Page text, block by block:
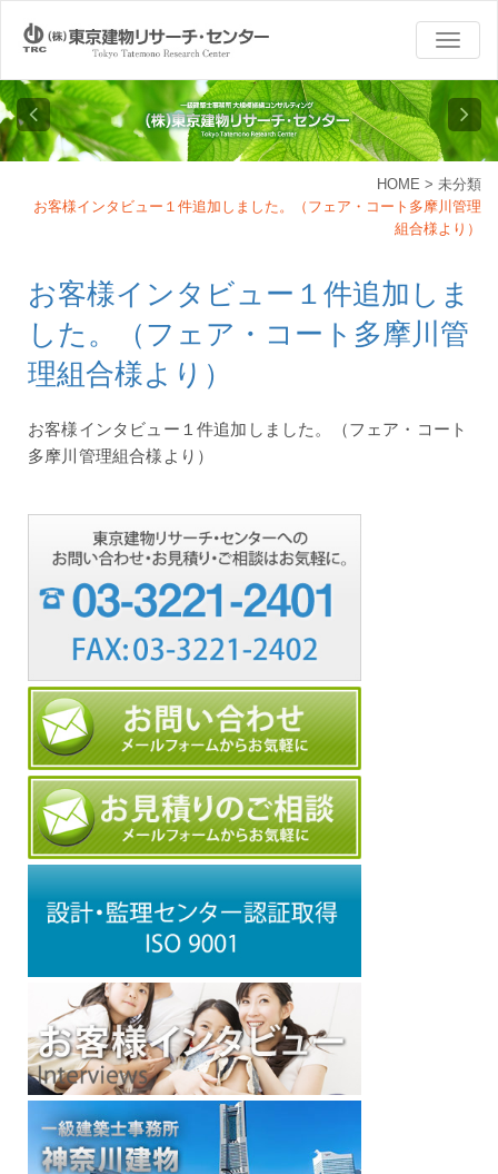
HOME > 未分類
お客様インタビュー１件追加しました。（フェア・コート多摩川管理
組合様より）
お客様インタビュー１件追加しま
した。（フェア・コート多摩川管
理組合様より）
お客様インタビュー１件追加しました。（フェア・コート
多摩川管理組合様より）